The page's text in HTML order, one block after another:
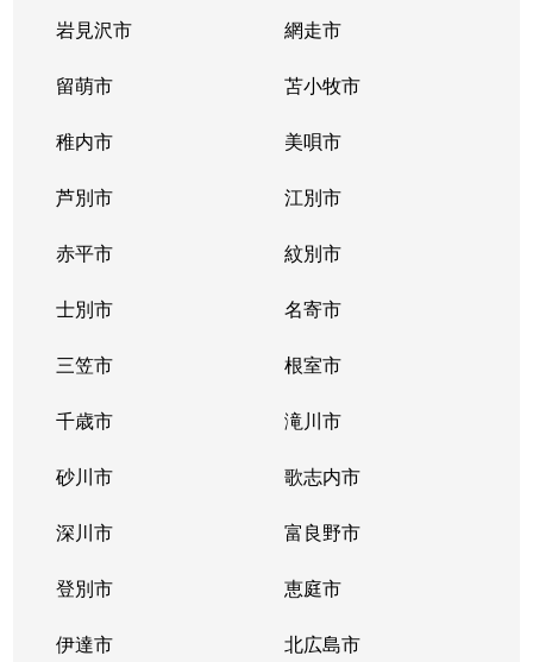
岩見沢市 網走市
留萌市 苫小牧市
稚内市 美唄市
芦別市 江別市
赤平市 紋別市
士別市 名寄市
三笠市 根室市
千歳市 滝川市
砂川市 歌志内市
深川市 富良野市
登別市 恵庭市
伊達市 北広島市